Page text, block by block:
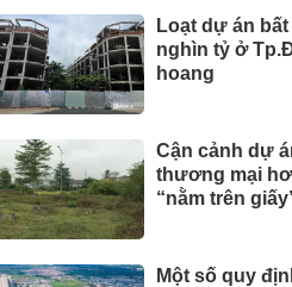
Loạt dự án
nghìn tỷ ở
hoang
Cận cảnh dự
thương mại
“nằm trên
Một số quy